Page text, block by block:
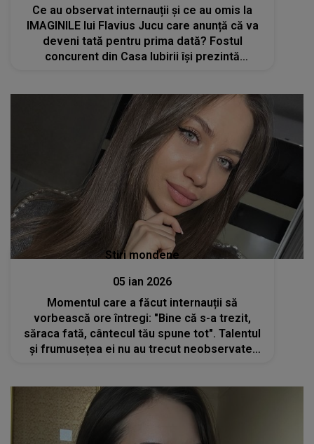
Ce au observat internauții și ce au omis la
IMAGINILE lui Flavius Jucu care anunță că va
deveni tată pentru prima dată? Fostul
concurent din Casa Iubirii își prezintă
Stiri mondene
05 ian 2026
Momentul care a făcut internauții să
vorbească ore întregi: "Bine că s-a trezit,
săraca fată, cântecul tău spune tot". Talentul
și frumusețea ei nu au trecut neobservate,